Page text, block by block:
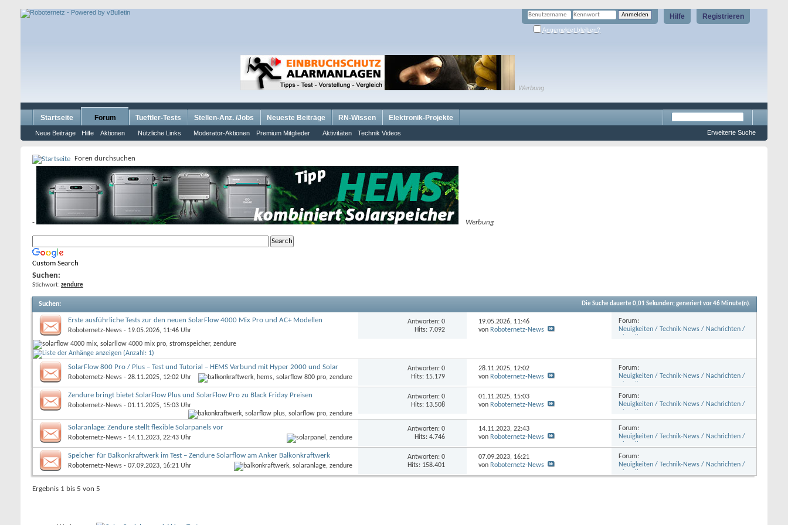
Registrieren
Hilfe
Angemeldet bleiben?
Werbung
Startseite Forum
Neue Beiträge Hilfe Aktionen Nützliche Links Moderator-Aktionen Premium Mitglieder Aktivitäten Technik Videos
Tueftler-Tests Stellen-Anz. /Jobs Neueste Beiträge RN-Wissen Elektronik-Projekte
Erweiterte Suche
Foren durchsuchen
- Werbung
Custom Search
Suchen:
Stichwort: zendure
Suchen: Die Suche dauerte 0,01 Sekunden; generiert vor 46 Minute(n).
Erste ausführliche Tests zur den neuen SolarFlow 4000 Mix Pro und AC+ Modellen
Roboternetz-News - 19.05.2026, 11:46 Uhr
Antworten: 0
Hits: 7.092
19.05.2026, 11:46
vonRoboternetz-News
Forum:
Neuigkeiten / Technik-News / Nachrichten /
SolarFlow 800 Pro / Plus – Test und Tutorial – HEMS Verbund mit Hyper 2000 und Solar
Roboternetz-News - 28.11.2025, 12:02 Uhr
Antworten: 0
Hits: 15.179
28.11.2025, 12:02
vonRoboternetz-News
Forum:
Neuigkeiten / Technik-News / Nachrichten /
Zendure bringt bietet SolarFlow Plus und SolarFlow Pro zu Black Friday Preisen
Roboternetz-News - 01.11.2025, 15:03 Uhr
Antworten: 0
Hits: 13.508
01.11.2025, 15:03
vonRoboternetz-News
Forum:
Neuigkeiten / Technik-News / Nachrichten /
Solaranlage: Zendure stellt flexible Solarpanels vor
Roboternetz-News - 14.11.2023, 22:43 Uhr
Antworten: 0
Hits: 4.746
14.11.2023,22:43
vonRoboternetz-News
Forum:
Neuigkeiten / Technik-News / Nachrichten /
Speicher für Balkonkraftwerk im Test – Zendure Solarflow am Anker Balkonkraftwerk
Roboternetz-News - 07.09.2023, 16:21 Uhr
Antworten: 0
Hits: 158.401
07.09.2023, 16:21
vonRoboternetz-News
Forum:
Neuigkeiten / Technik-News / Nachrichten /
Ergebnis 1 bis 5 von 5